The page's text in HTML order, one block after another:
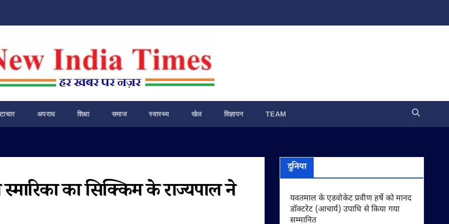
अपराध शिक्षा समाज स्वास्थ्य खेल विज्ञापन TEAM
स्मारिका का सिक्किम के राज्यपाल ने
दुनिया
यवतमाल के एडवोकेट प्रवीण हर्षे को मानद
डॉक्टरेट (आचार्य) उपाधि से किया गया
सम्मानित